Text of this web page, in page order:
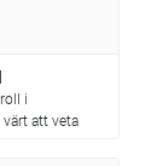
i
att veta